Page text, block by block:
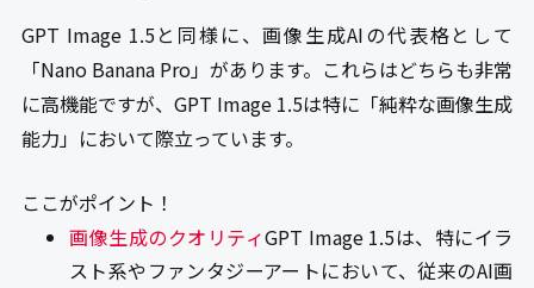
GPT Image 1.5と同様に、画像生成AIの代表格として
「Nano Banana Pro」があります。これらはどちらも非常
に高機能ですが、GPT Image 1.5は特に「純粋な画像生成
能力」において際立っています。
ここがポイント！
画像生成のクオリティGPT Image 1.5は、特にイラ
スト系やファンタジーアートにおいて、従来のAI画